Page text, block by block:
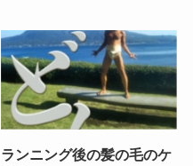
ランニング後の髪の毛のケ